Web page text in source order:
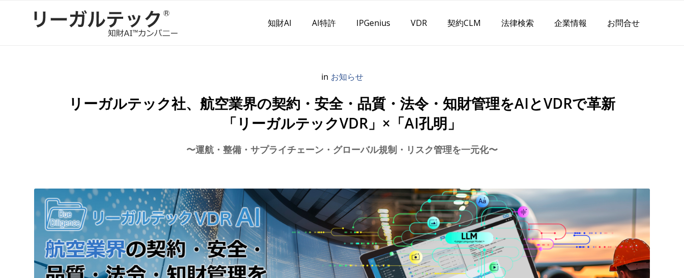
知財AI AI特許 IPGenius VDR 契約CLM 法律検索 企業情報 お問合せ
in お知らせ
リーガルテック社、航空業界の契約・安全・品質・法令・知財管理をAIとVDRで革新
「リーガルテックVDR」×「AI孔明」
〜運航・整備・サプライチェーン・グローバル規制・リスク管理を一元化〜